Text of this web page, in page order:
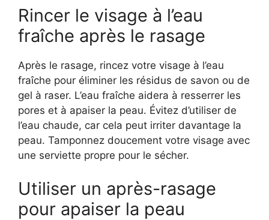
Rincer le visage à l’eau
fraîche après le rasage
Après le rasage, rincez votre visage à l’eau
fraîche pour éliminer les résidus de savon ou de
gel à raser. L’eau fraîche aidera à resserrer les
pores et à apaiser la peau. Évitez d’utiliser de
l’eau chaude, car cela peut irriter davantage la
peau. Tamponnez doucement votre visage avec
une serviette propre pour le sécher.
Utiliser un après-rasage
pour apaiser la peau